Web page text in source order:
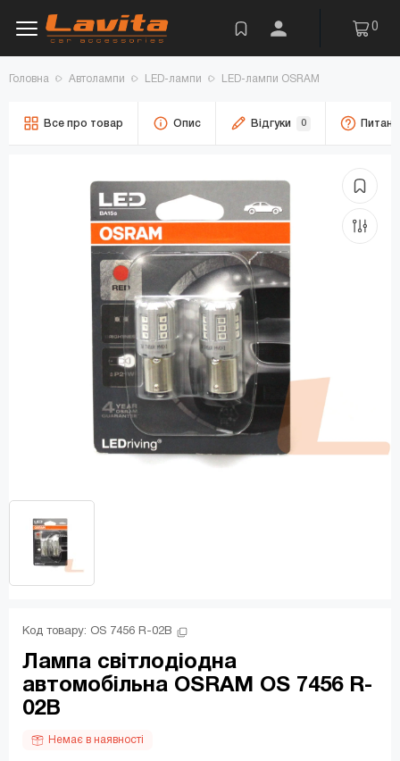
0
Головна Автолампи LED-лампи LED-лампи OSRAM
Все про товар Опис Відгуки 0
Код товару: OS 7456 R-02B
Лампа світлодіодна
автомобільна OSRAM OS 7456 R-
02B
Немає в наявності